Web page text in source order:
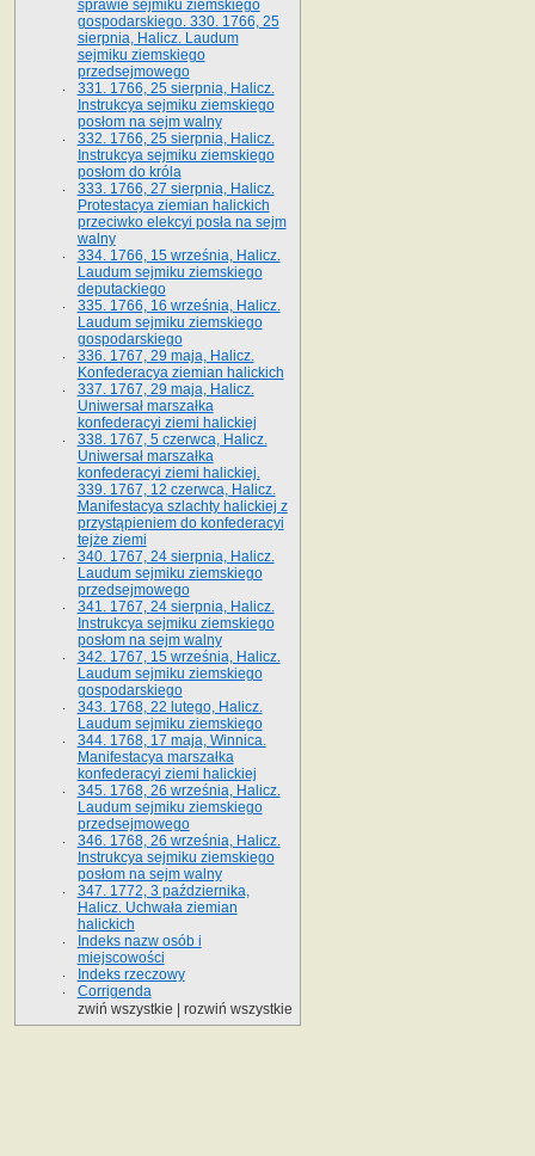
sprawie sejmiku ziemskiego
gospodarskiego. 330. 1766, 25
sierpnia, Halicz. Laudum
sejmiku ziemskiego
przedsejmowego
331. 1766, 25 sierpnia, Halicz.
Instrukcya sejmiku ziemskiego
posłom na sejm walny
332. 1766, 25 sierpnia, Halicz.
Instrukcya sejmiku ziemskiego
posłom do króla
333. 1766, 27 sierpnia, Halicz.
Protestacya ziemian halickich
przeciwko elekcyi posła na sejm
walny
334. 1766, 15 września, Halicz.
Laudum sejmiku ziemskiego
deputackiego
335. 1766, 16 września, Halicz.
Laudum sejmiku ziemskiego
gospodarskiego
336. 1767, 29 maja, Halicz.
Konfederacya ziemian halickich
337. 1767, 29 maja, Halicz.
Uniwersał marszałka
konfederacyi ziemi halickiej
338. 1767, 5 czerwca, Halicz.
Uniwersał marszałka
konfederacyi ziemi halickiej.
339. 1767, 12 czerwca, Halicz.
Manifestacya szlachty halickiej z
przystąpieniem do konfederacyi
tejże ziemi
340. 1767, 24 sierpnia, Halicz.
Laudum sejmiku ziemskiego
przedsejmowego
341. 1767, 24 sierpnia, Halicz.
Instrukcya sejmiku ziemskiego
posłom na sejm walny
342. 1767, 15 września, Halicz.
Laudum sejmiku ziemskiego
gospodarskiego
343. 1768, 22 lutego, Halicz.
Laudum sejmiku ziemskiego
344. 1768, 17 maja, Winnica.
Manifestacya marszałka
konfederacyi ziemi halickiej
345. 1768, 26 września, Halicz.
Laudum sejmiku ziemskiego
przedsejmowego
346. 1768, 26 września, Halicz.
Instrukcya sejmiku ziemskiego
posłom na sejm walny
347. 1772, 3 października,
Halicz. Uchwała ziemian
halickich
Indeks nazw osób i
miejscowości
Indeks rzeczowy
Corrigenda
zwiń wszystkie
rozwiń wszystkie